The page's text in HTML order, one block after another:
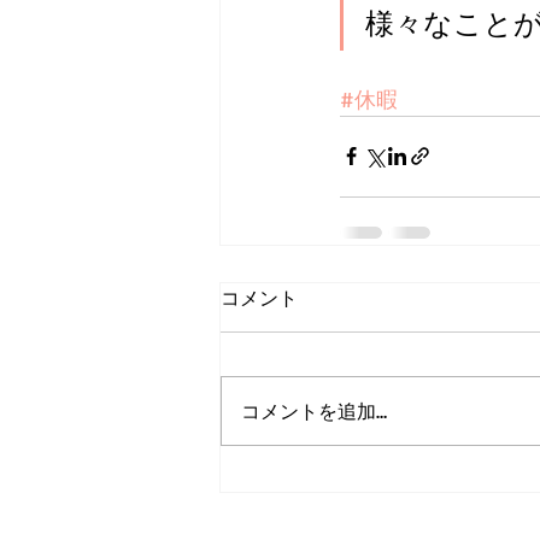
様々なこと
#休暇
コメント
コメントを追加…